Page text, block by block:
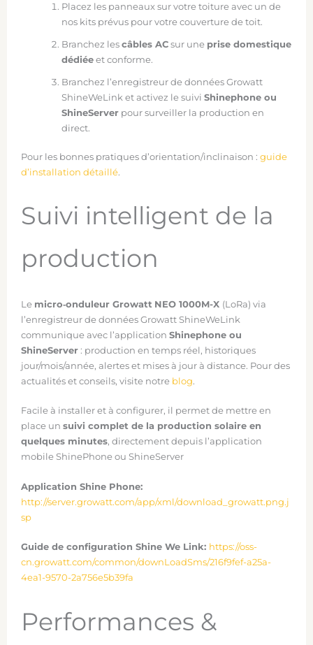
Placez les panneaux sur votre toiture avec un de
nos kits prévus pour votre couverture de toit.
Branchez lescâbles AC sur une prise domestique
dédiée et conforme.
Branchez l’enregistreur de données Growatt
ShineWeLink et activez le suiviShinephone ou
ShineServer pour surveiller la production en
direct.
Pour les bonnes pratiques d’orientation/inclinaison : guide
d’installation détaillé.
Suivi intelligent de la
production
Le micro‑onduleur Growatt NEO 1000M-X (LoRa) via
l’enregistreur de données Growatt ShineWeLink
communique avec l’application Shinephone ou
ShineServer : production en temps réel, historiques
jour/mois/année, alertes et mises à jour à distance. Pour des
actualités et conseils, visite notre blog.
Facile à installer et à configurer, il permet de mettre en
place un suivi complet de la production solaire en
quelques minutes, directement depuis l’application
mobile ShinePhone ou ShineServer
Application Shine Phone:
http://server.growatt.com/app/xml/download_growatt.png.j
sp
Guide de configuration Shine We Link: https://oss-
cn.growatt.com/common/downLoadSms/216f9fef-a25a-
4ea1-9570-2a756e5b39fa
Performances &